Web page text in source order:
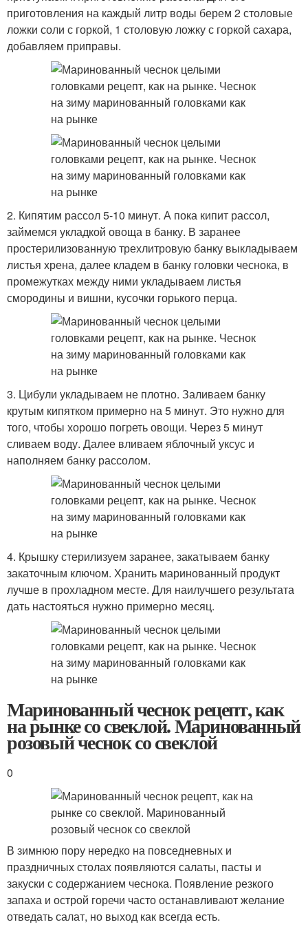
приготовления на каждый литр воды берем 2 столовые
ложки соли с горкой, 1 столовую ложку с горкой сахара,
добавляем приправы.
2. Кипятим рассол 5-10 минут. А пока кипит рассол,
займемся укладкой овоща в банку. В заранее
простерилизованную трехлитровую банку выкладываем
листья хрена, далее кладем в банку головки чеснока, в
промежутках между ними укладываем листья
смородины и вишни, кусочки горького перца.
3. Цибули укладываем не плотно. Заливаем банку
крутым кипятком примерно на 5 минут. Это нужно для
того, чтобы хорошо погреть овощи. Через 5 минут
сливаем воду. Далее вливаем яблочный уксус и
наполняем банку рассолом.
4. Крышку стерилизуем заранее, закатываем банку
закаточным ключом. Хранить маринованный продукт
лучше в прохладном месте. Для наилучшего результата
дать настояться нужно примерно месяц.
Маринованный чеснок рецепт, как
на рынке со свеклой. Маринованный
розовый чеснок со свеклой
0
В зимнюю пору нередко на повседневных и
праздничных столах появляются салаты, пасты и
закуски с содержанием чеснока. Появление резкого
запаха и острой горечи часто останавливают желание
отведать салат, но выход как всегда есть.